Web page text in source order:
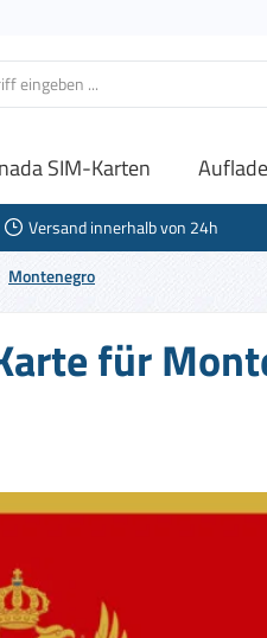
SIM-Karten
Versand innerhalb von 24h
Montenegro
für